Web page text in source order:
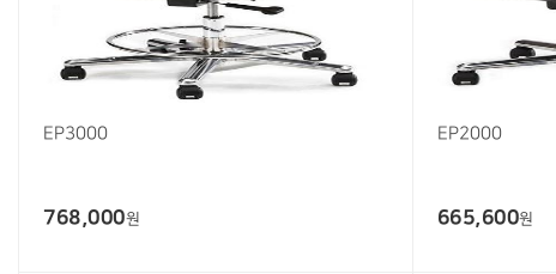
EP3000
768,000원
EP2000
665,600원